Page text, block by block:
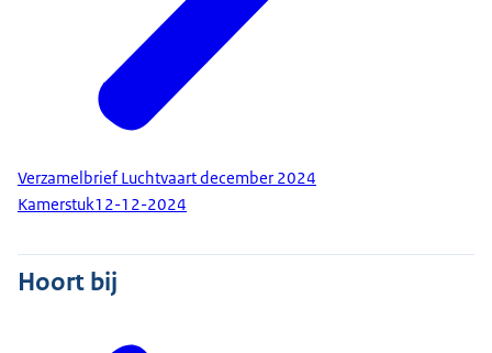
Verzamelbrief Luchtvaart december 2024
Kamerstuk12-12-2024
Hoort bij